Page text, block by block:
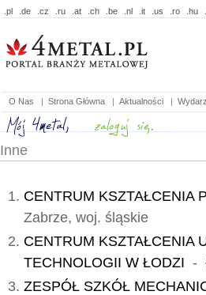
.pl .de .cz .ru .at .ch .be .nl .it .us .ro .hu
O Nas | Strona Główna | Aktualności |
Inne
CENTRUM KSZTAŁCENIA
Zabrze, woj. śląskie
CENTRUM KSZTAŁCENIA
TECHNOLOGII W ŁODZI -
ZESPÓŁ SZKÓŁ